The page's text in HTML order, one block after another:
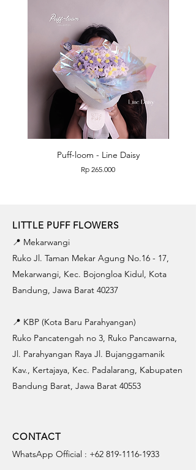
Puff-loom - Line Daisy
Price
Rp 265.000
LITTLE PUFF FLOWERS
📍 Mekarwangi
Ruko Jl. Taman Mekar Agung No.16 - 17,
Mekarwangi, Kec. Bojongloa Kidul, Kota
Bandung, Jawa Barat 40237
📍 KBP (Kota Baru Parahyangan)
Ruko Pancatengah no 3, Ruko Pancawarna,
Jl. Parahyangan Raya Jl. Bujanggamanik
Kav., Kertajaya, Kec. Padalarang, Kabupaten
Bandung Barat, Jawa Barat 40553
CONTACT
WhatsApp Official : +62 819-1116-1933